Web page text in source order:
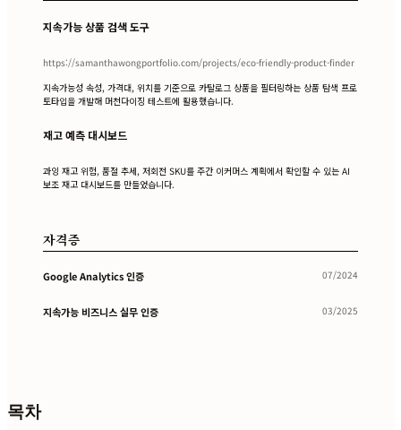
지속가능 상품 검색 도구
https://samanthawongportfolio.com/projects/eco-friendly-product-finder
지속가능성 속성, 가격대, 위치를 기준으로 카탈로그 상품을 필터링하는 상품 탐색 프로
토타입을 개발해 머천다이징 테스트에 활용했습니다.
재고 예측 대시보드
과잉 재고 위험, 품절 추세, 저회전 SKU를 주간 이커머스 계획에서 확인할 수 있는 AI
보조 재고 대시보드를 만들었습니다.
자격증
Google Analytics 인증 07/2024
지속가능 비즈니스 실무 인증 03/2025
목차